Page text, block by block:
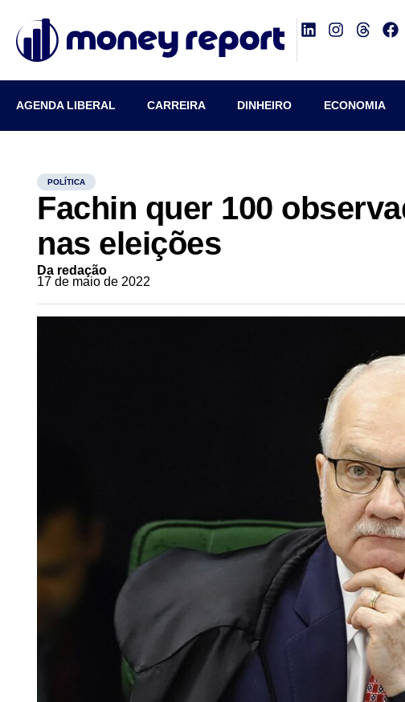
AGENDA LIBERAL CARREIRA DINHEIRO ECONOMIA
POLÍTICA
Fachin quer 100
nas eleições
Da redação
17 de maio de 2022